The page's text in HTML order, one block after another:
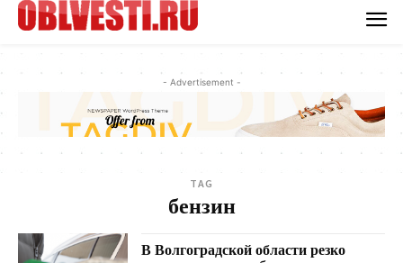
- Advertisement -
TAG
бензин
В Волгоградской области резко